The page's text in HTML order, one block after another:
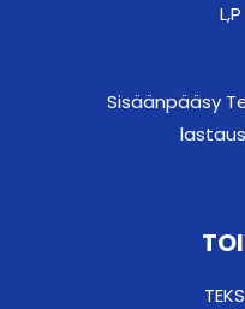
Sisäänpääsy